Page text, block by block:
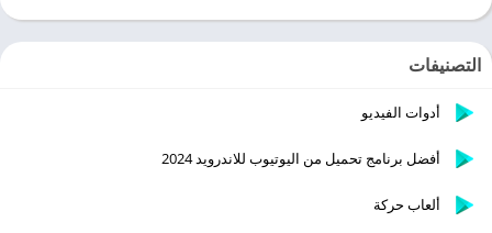
التصنيفات
أدوات الفيديو
أفضل برنامج تحميل من اليوتيوب للاندرويد 2024
ألعاب حركة